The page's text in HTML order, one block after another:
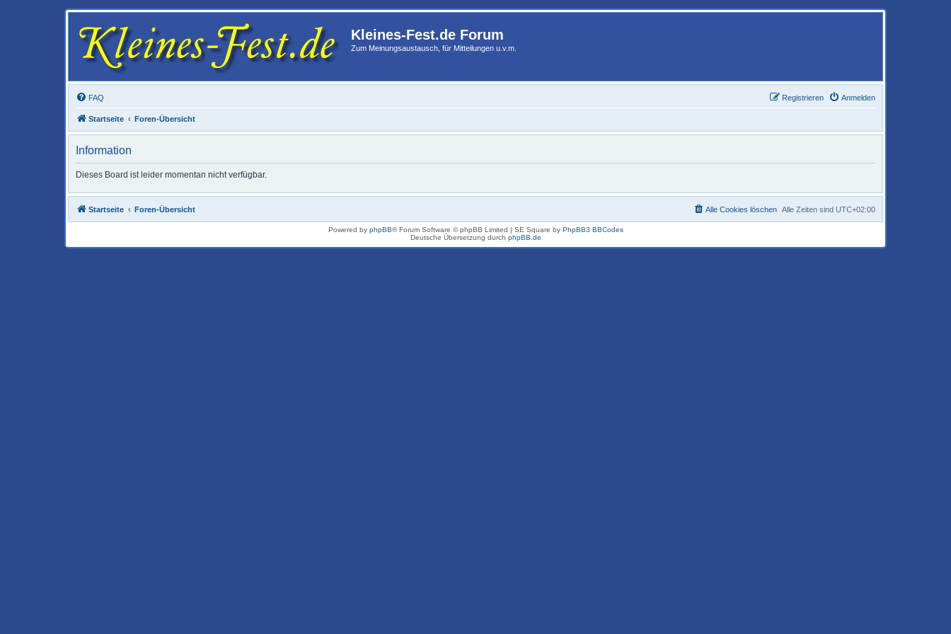
Kleines-Fest.de Forum
Zum Meinungsaustausch, für Mitteilungen u.v.m.
FAQ Anmelden
Registrieren
Startseite Foren-Übersicht
Information
Dieses Board ist leider momentan nicht verfügbar.
Startseite Foren-Übersicht Alle Zeiten sind UTC+02:00
Alle Cookies löschen
Powered by phpBB® Forum Software © phpBB Limited | SE Square by PhpBB3 BBCodes
Deutsche Übersetzung durch phpBB.de